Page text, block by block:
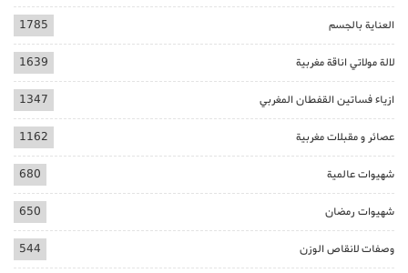
العناية بالجسم 1785
لالة مولاتي اناقة مغربية 1639
ازياء فساتين القفطان المغربي 1347
عصائر و مقبلات مغربية 1162
شهيوات عالمية 680
شهيوات رمضان 650
وصفات لانقاص الوزن 544